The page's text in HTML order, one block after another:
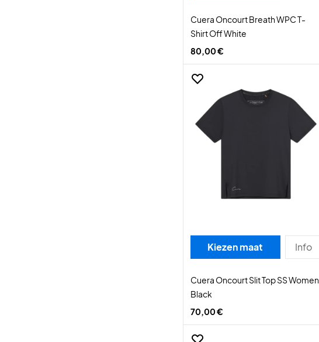
Cuera Oncourt Breath WPC T-
Shirt Off White
80,00 €
Kiezen maat Info
Cuera Oncourt Slit Top SS Women
Black
70,00 €